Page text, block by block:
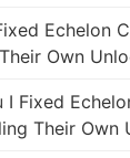
Echelon
Own
I Fixed
Their Own